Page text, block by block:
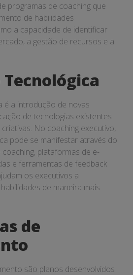
programas de coaching que
de habilidades
a capacidade de identificar
a gestão de recursos e a
é a introdução de novas
de tecnologias existentes
No coaching executivo,
pode se manifestar através do
plataformas de e-
e ferramentas de feedback
os executivos a
de maneira mais
de
são planos desenvolvidos